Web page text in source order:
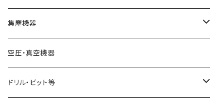
スクレーパー
パーティングツール
ドリル・コレットチャック
ワークライト（照明
球体治具
バンドソーブレード（帯鋸刃）
幅6mm
幅13mm
バンドソー本体
集塵機器
集塵機本体
集塵機オプションパーツ
空圧・真空機器
ドリル・ビット等